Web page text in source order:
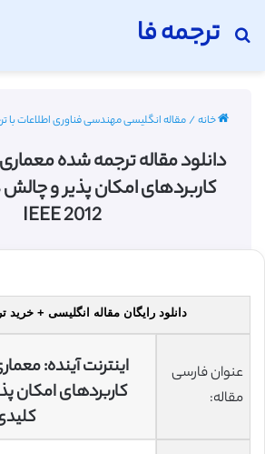
ترجمه فا
جستجو برای
خانه/مقاله انگلیسی مهندسی فناوری اطلاعات با ترجمه
دانلود مقاله ترجمه شده معماری
کاربردهای امکان پذیر و
2012 IEEE
دانلود رایگان مقاله انگلیسی +
عنوان فارسی
مقاله:
اینترنت آینده:
کاربردهای امکان